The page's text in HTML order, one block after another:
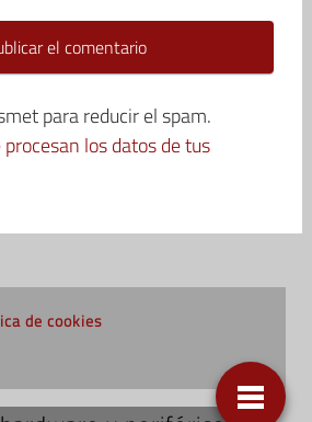
para reducir el spam.
los datos de tus
de cookies